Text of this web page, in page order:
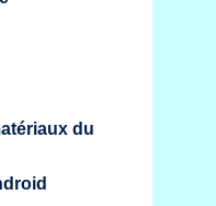
du